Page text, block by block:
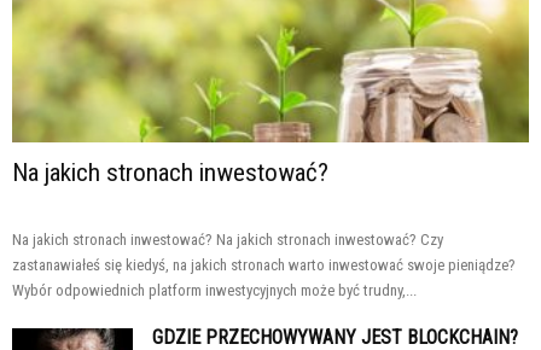
Na jakich stronach inwestować?
Na jakich stronach inwestować? Na jakich stronach inwestować? Czy
zastanawiałeś się kiedyś, na jakich stronach warto inwestować swoje pieniądze?
Wybór odpowiednich platform inwestycyjnych może być trudny,...
GDZIE PRZECHOWYWANY JEST BLOCKCHAIN?